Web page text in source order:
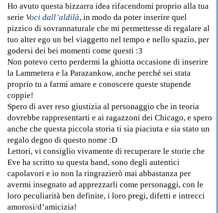
Ho avuto questa bizzarra idea rifacendomi proprio alla tua
serie Voci dall’aldilà, in modo da poter inserire quel
pizzico di sovrannaturale che mi permettesse di regalare al
tuo alter ego un bel viaggetto nel tempo e nello spazio, per
godersi dei bei momenti come questi :3
Non potevo certo perdermi la ghiotta occasione di inserire
la Lammetera e la Parazankow, anche perché sei stata
proprio tu a farmi amare e conoscere queste stupende
coppie!
Spero di aver reso giustizia al personaggio che in teoria
dovrebbe rappresentarti e ai ragazzoni dei Chicago, e spero
anche che questa piccola storia ti sia piaciuta e sia stato un
regalo degno di questo nome :D
Lettori, vi consiglio vivamente di recuperare le storie che
Eve ha scritto su questa band, sono degli autentici
capolavori e io non la ringrazierò mai abbastanza per
avermi insegnato ad apprezzarli come personaggi, con le
loro peculiarità ben definite, i loro pregi, difetti e intrecci
amorosi/d’amicizia!